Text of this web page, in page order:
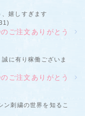
嬉しすぎます
ご注文ありがとう
に有り稼働ございま
ご注文ありがとう
ン刺繍の世界を知るこ